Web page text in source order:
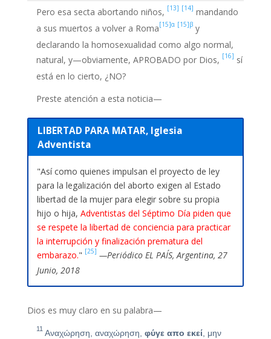
Pero esa secta abortando niños, [13] [14] mandando
a sus muertos a volver a Roma[15]α [15]βy
declarando la homosexualidad como algo normal,
natural, y—obviamente, APROBADO por Dios, [16] sí
está en lo cierto, ¿NO?
Preste atención a esta noticia—
LIBERTAD PARA MATAR, Iglesia
Adventista
"Así como quienes impulsan el proyecto de ley
para la legalización del aborto exigen al Estado
libertad de la mujer para elegir sobre su propia
hijo o hija, Adventistas del Séptimo Día piden que
se respete la libertad de conciencia para practicar
la interrupción y finalización prematura del
embarazo." [25] —Periódico EL PAÍS, Argentina, 27
Junio, 2018
Dios es muy claro en su palabra—
11Αναχώρηση, αναχώρηση, φύγε απο εκεί, μην